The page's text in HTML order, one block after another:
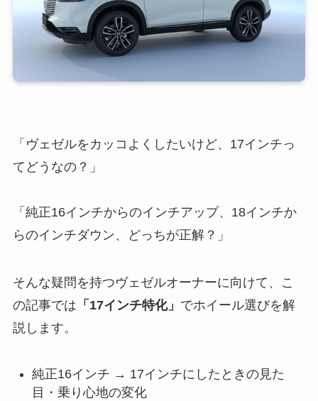
「ヴェゼルをカッコよくしたいけど、17インチっ
てどうなの？」
「純正16インチからのインチアップ、18インチか
らのインチダウン、どっちが正解？」
そんな疑問を持つヴェゼルオーナーに向けて、こ
の記事では 「17インチ特化」 でホイール選びを解
説します。
純正16インチ → 17インチにしたときの見た
目・乗り心地の変化